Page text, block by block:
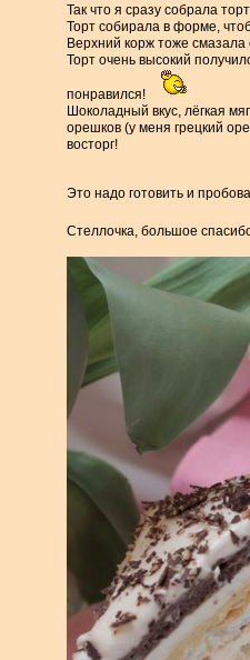
Так что я сразу собрала
Торт собирала в форме,
Верхний корж тоже
Торт очень высокий
понравился!
Шоколадный вкус, лёгкая
орешков (у меня грецкий
восторг!
Это надо готовить и
Стеллочка, большое